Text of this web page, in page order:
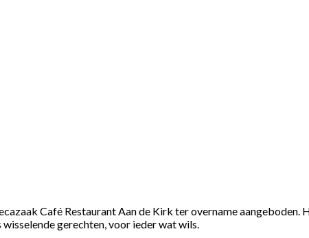
Café Restaurant Aan de Kirk ter overname aangeboden.
gerechten, voor ieder wat wils.